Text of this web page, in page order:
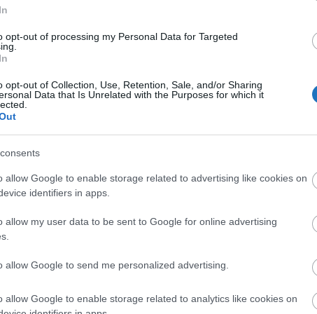
opt-out of processing my Personal Data for Targeted
opt-out of Collection, Use, Retention, Sale, and/or Sharing
Data that Is Unrelated with the Purposes for which it
allow Google to enable storage related to advertising like cookies on
identifiers in apps.
allow my user data to be sent to Google for online advertising
allow Google to send me personalized advertising.
allow Google to enable storage related to analytics like cookies on
vezetője köszöntötte a helyszínen, a versenyt
nyitotta meg.
álló, négytagú zsűri értékelte. A zsűri taghai idén:
Budapest),
és
(Educons University).